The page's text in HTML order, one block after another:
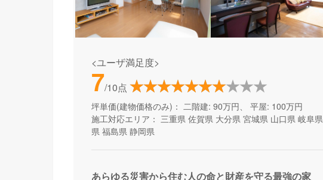
<ユーザ満足度>
7/10点
坪単価(建物価格のみ)： 二階建: 90万円、 平屋: 100万円
施工対応エリア： 三重県 佐賀県 大分県 宮城県 山口県 岐阜県
県 福島県 静岡県
あらゆる災害から住む人の命と財産を守る最強の家